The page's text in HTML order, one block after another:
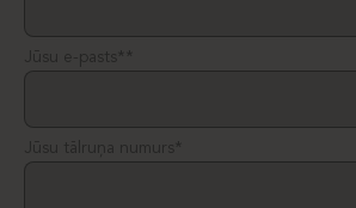
Jūsu e-pasts**
Jūsu tālruņa numurs*